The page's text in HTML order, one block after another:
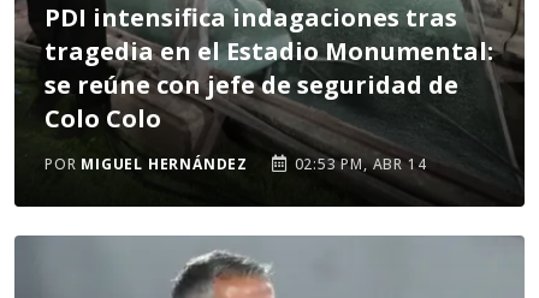
PDI intensifica indagaciones tras
tragedia en el Estadio Monumental:
se reúne con jefe de seguridad de
Colo Colo
POR MIGUEL HERNÁNDEZ 02:53 PM, ABR 14